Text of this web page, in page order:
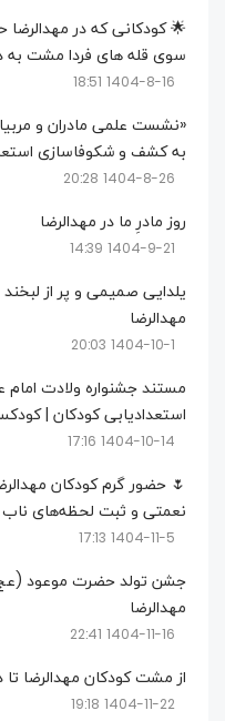
🌟 کودکانی که در
سوی قله های فردا مشت به
1404-8-16 18:51
«نشست علمی مادران و
به کشف و شکوفاسازی
1404-8-26 20:28
روز مادرِ ما در مهدالرضا
1404-9-21 14:39
یلدایی صمیمی و پر از
مهدالرضا
1404-10-1 20:03
مستند جشنواره ولادت
استعدادیابی کودکان |
1404-10-14 17:16
🌷 حضور گرم کودکان
نعمتی و ثبت لحظه‌های
1404-11-5 17:13
جشن تولد حضرت موعود
مهدالرضا
1404-11-16 22:41
از مشت کودکان مهدالرضا تا
1404-11-22 19:18